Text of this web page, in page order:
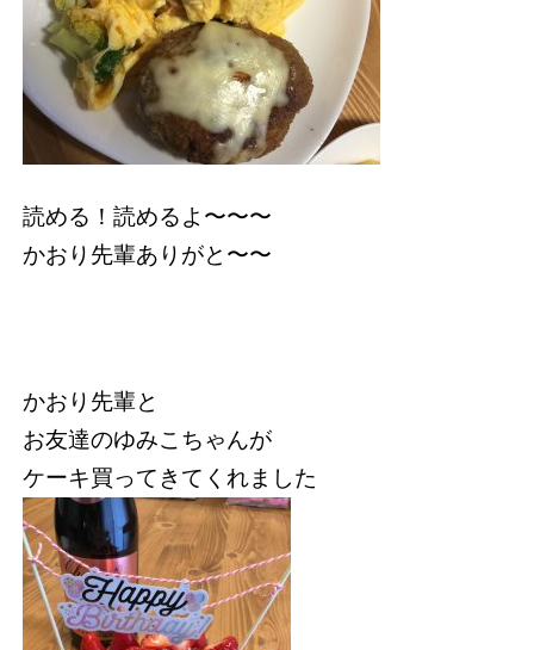
読める！読めるよ〜〜〜
かおり先輩ありがと〜〜
かおり先輩と
お友達のゆみこちゃんが
ケーキ買ってきてくれました